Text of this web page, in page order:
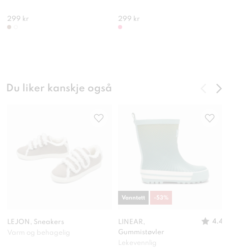
299 kr 299 kr
Du liker kanskje også
LEJON, Sneakers
Varm og behagelig
LINEAR,
Gummistøvler
4.4
Lekevennlig
Vanntett -53%